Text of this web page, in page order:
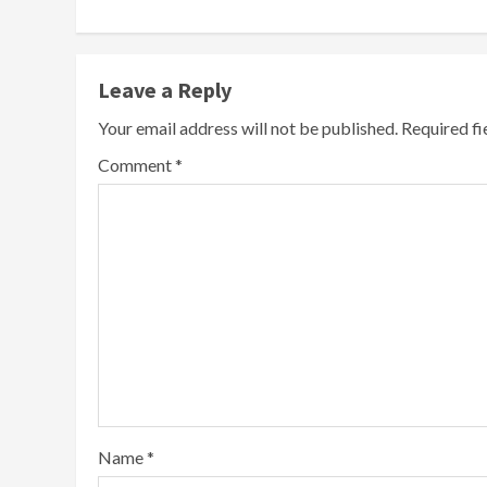
Leave a Reply
Your email address will not be published. Required
Comment*
Name*